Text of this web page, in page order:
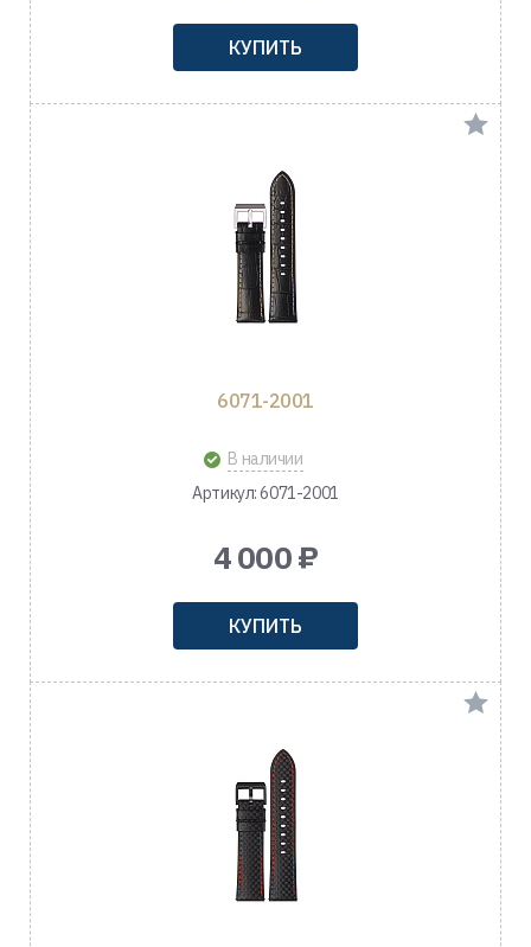
КУПИТЬ
6071-2001
В наличии
Артикул: 6071-2001
4 000 ₽
КУПИТЬ